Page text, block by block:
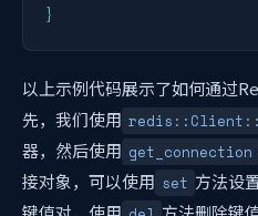
}
以上示例代码展示了如何通过
先，我们使用
器，然后使用 get_connection
接对象，可以使用 set 方法设